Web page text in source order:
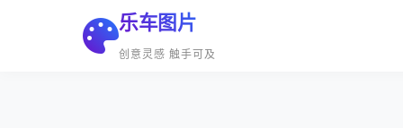
乐车图片
创意灵感 触手可及